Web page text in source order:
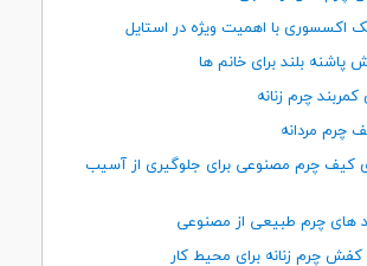
اکسسوری با اهمیت ویژه در استایل
پاشنه بلند برای خانم ها
چرم زنانه
چرم مردانه
کیف چرم مصنوعی برای جلوگیری از آسیب
های چرم طبیعی از مصنوعی
کفش چرم زنانه برای محیط کار